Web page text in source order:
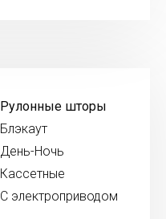
Рулонные шторы
Блэкаут
День-Ночь
Кассетные
С электроприводом